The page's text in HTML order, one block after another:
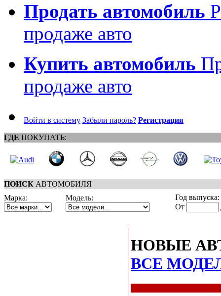
Продать автомобиль
продаже авто
Купить автомобиль
продаже авто
Войти в систему Забыли пароль? Регистрация
ГДЕ ПОКУПАТЬ:
ПОИСК АВТОМОБИЛЯ
Марка:
Модель:
Год выпуска:
От
НОВЫЕ
ВСЕ